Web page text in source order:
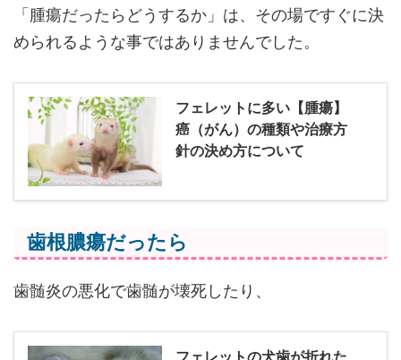
「腫瘍だったらどうするか」は、その場ですぐに決
められるような事ではありませんでした。
フェレットに多い【腫瘍】
癌（がん）の種類や治療方
針の決め方について
歯根膿瘍だったら
歯髄炎の悪化で歯髄が壊死したり、
フェレットの犬歯が折れた